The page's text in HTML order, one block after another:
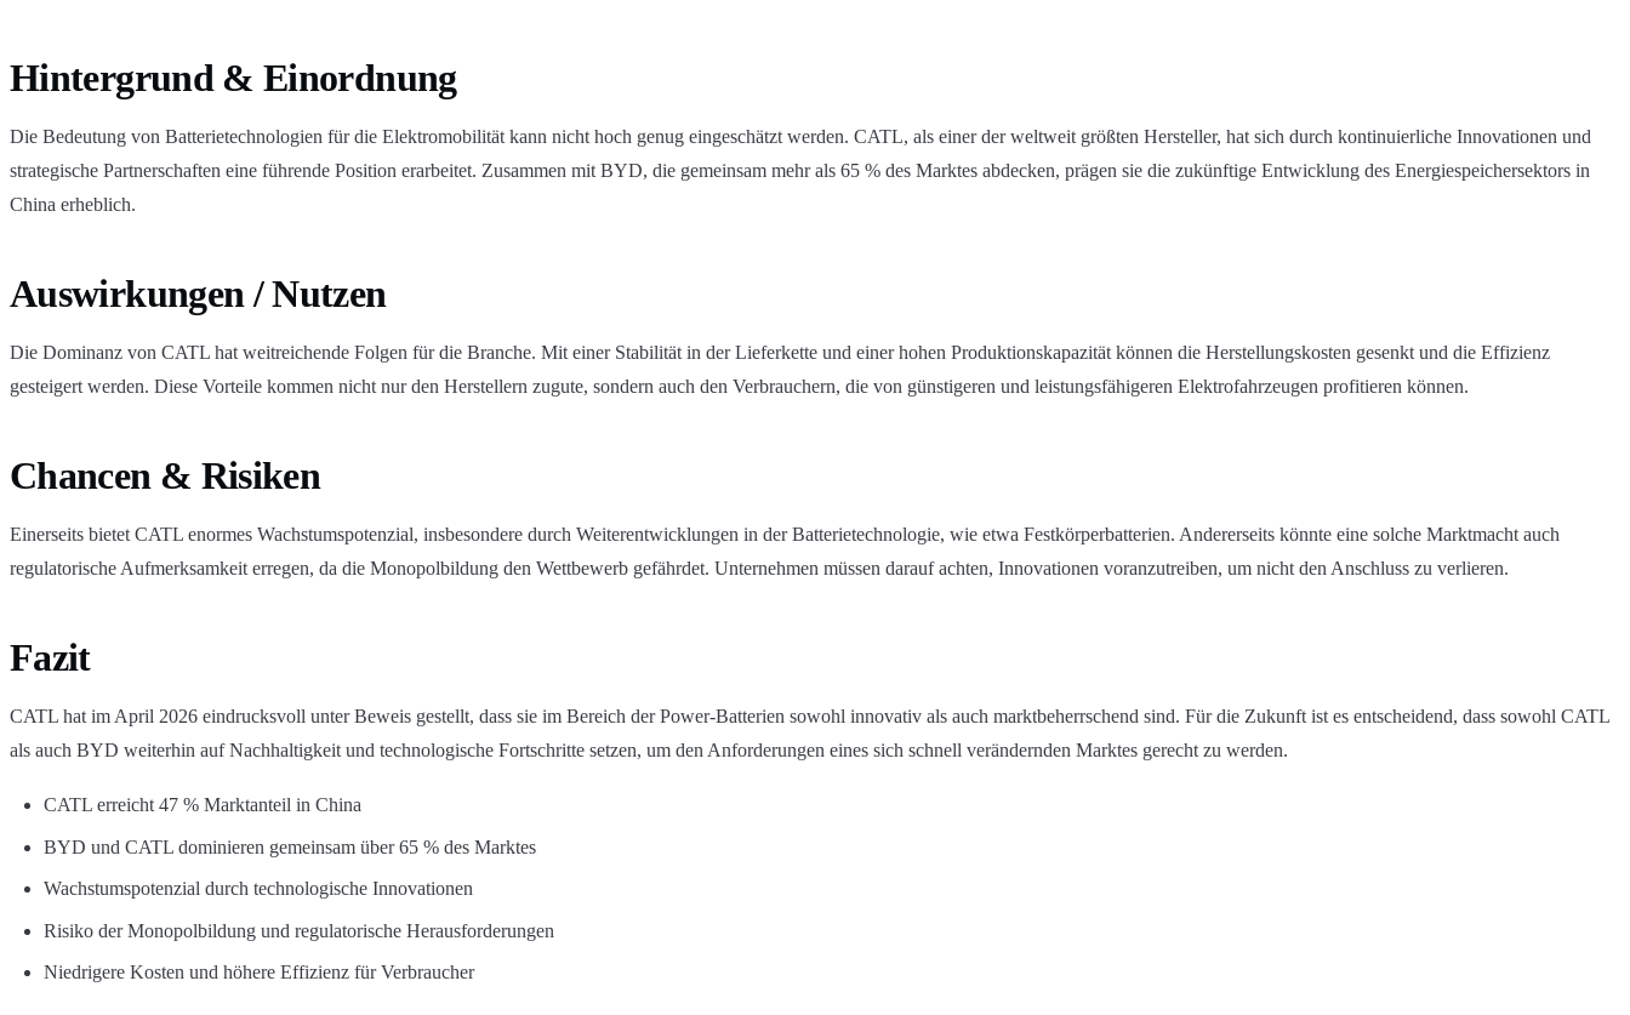
Hintergrund & Einordnung
Die Bedeutung von Batterietechnologien für die Elektromobilität kann nicht hoch genug eingeschätzt werden. CATL, als einer der weltweit größten Hersteller, hat sich durch kontinuierliche Innovationen und
strategische Partnerschaften eine führende Position erarbeitet. Zusammen mit BYD, die gemeinsam mehr als 65 % des Marktes abdecken, prägen sie die zukünftige Entwicklung des Energiespeichersektors in
China erheblich.
Auswirkungen / Nutzen
Die Dominanz von CATL hat weitreichende Folgen für die Branche. Mit einer Stabilität in der Lieferkette und einer hohen Produktionskapazität können die Herstellungskosten gesenkt und die Effizienz
gesteigert werden. Diese Vorteile kommen nicht nur den Herstellern zugute, sondern auch den Verbrauchern, die von günstigeren und leistungsfähigeren Elektrofahrzeugen profitieren können.
Chancen & Risiken
Einerseits bietet CATL enormes Wachstumspotenzial, insbesondere durch Weiterentwicklungen in der Batterietechnologie, wie etwa Festkörperbatterien. Andererseits könnte eine solche Marktmacht auch
regulatorische Aufmerksamkeit erregen, da die Monopolbildung den Wettbewerb gefährdet. Unternehmen müssen darauf achten, Innovationen voranzutreiben, um nicht den Anschluss zu verlieren.
Fazit
CATL hat im April 2026 eindrucksvoll unter Beweis gestellt, dass sie im Bereich der Power-Batterien sowohl innovativ als auch marktbeherrschend sind. Für die Zukunft ist es entscheidend, dass sowohl CATL
als auch BYD weiterhin auf Nachhaltigkeit und technologische Fortschritte setzen, um den Anforderungen eines sich schnell verändernden Marktes gerecht zu werden.
CATL erreicht 47 % Marktanteil in China
BYD und CATL dominieren gemeinsam über 65 % des Marktes
Wachstumspotenzial durch technologische Innovationen
Risiko der Monopolbildung und regulatorische Herausforderungen
Niedrigere Kosten und höhere Effizienz für Verbraucher